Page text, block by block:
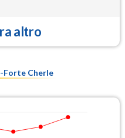
altro
Forte Cherle